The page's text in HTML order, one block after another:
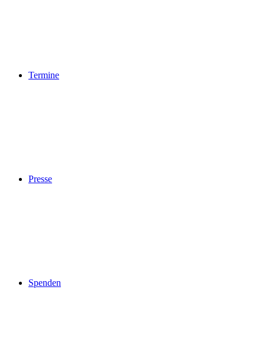
Termine
Presse
Spenden